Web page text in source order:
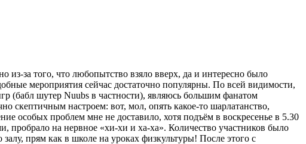
из-за того, что любопытство взяло вверх, да и интересно было
мероприятия сейчас достаточно популярны. По всей видимости,
(бабл шутер Nuubs в частности), являюсь большим фанатом
скептичным настроем: вот, мол, опять какое-то шарлатанство,
особых проблем мне не доставило, хотя подъём в воскресенье в 5.30
пробрало на нервное «хи-хи и ха-ха». Количество участников было
прям как в школе на уроках физкультуры! После этого с